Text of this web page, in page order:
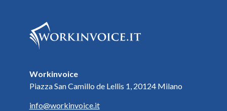
Workinvoice
Piazza San Camillo de Lellis 1, 20124 Milano
info@workinvoice.it